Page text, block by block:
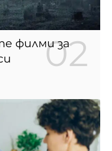
филми за